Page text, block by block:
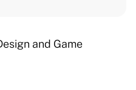
and Game